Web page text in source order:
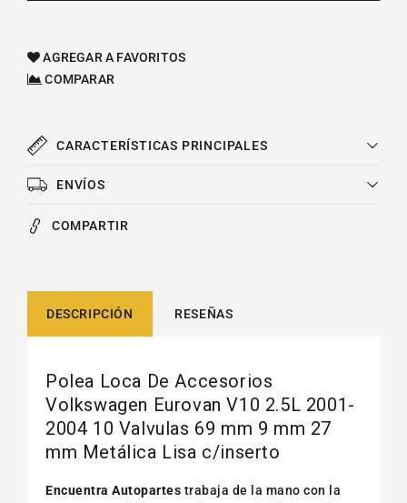
Eurovan
2004
2004
AGREGAR A FAVORITOS
COMPARAR
CARACTERÍSTICAS PRINCIPALES
ENVÍOS
COMPARTIR
DESCRIPCIÓN RESEÑAS
Polea Loca De Accesorios
Volkswagen Eurovan V10 2.5L 2001-
2004 10 Valvulas 69 mm 9 mm 27
mm Metálica Lisa c/inserto
Encuentra Autopartes trabaja de la mano con la